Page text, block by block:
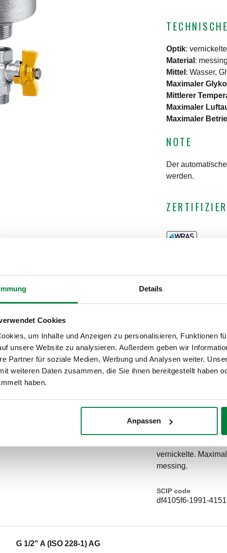
Details
Cookies
um Inhalte und Anzeigen zu personalisieren, Funktionen
unsere Website zu analysieren. Außerdem geben wir
Partner für soziale Medien, Werbung und Analysen weiter.
weiteren Daten zusammen, die Sie ihnen bereitgestellt haben
haben.
Anpassen
Optik: vernickelte
Material : messing
Mittel : Wasser,
Maximaler
Mittlerer
Maximaler
Maximaler
NOTE
Der
werden.
Verbindung
G 3/8" A (ISO 228-1) AG
CALEFFI, 250031.
aus: -
Dichtung.
Maximaler
vernickelte.
messing.
SCIP code
df4105f6-1991-
G 1/2" A (ISO 228-1) AG